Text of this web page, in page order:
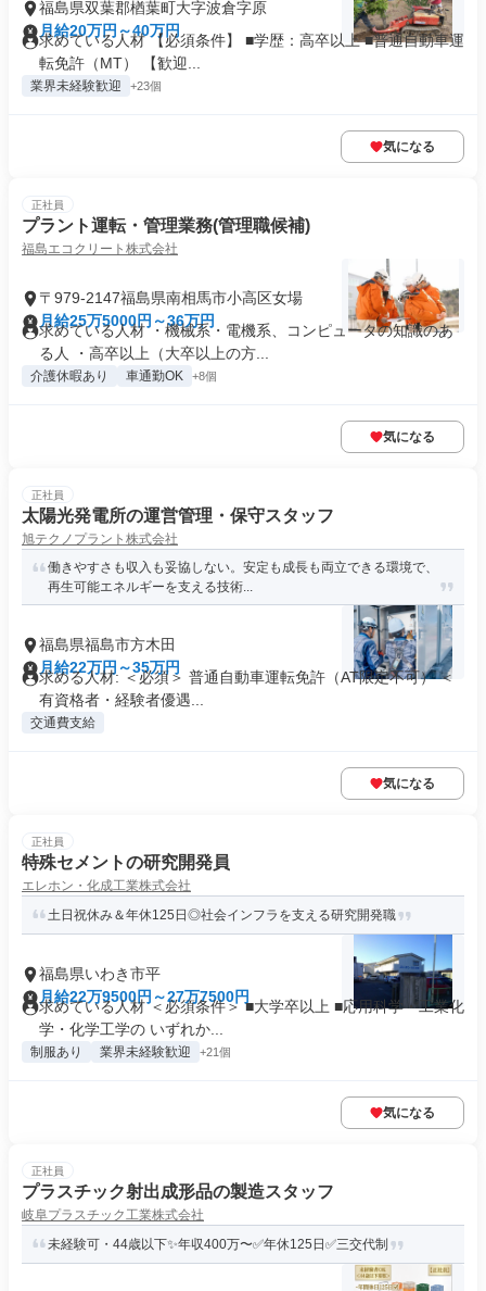
福島県双葉郡楢葉町大字波倉字原
月給20万円～40万円
求めている人材 【必須条件】 ■学歴：高卒以上 ■普通自動車運
転免許（MT） 【歓迎...
業界未経験歓迎 +23個
気になる
正社員
プラント運転・管理業務(管理職候補)
福島エコクリート株式会社
〒979-2147福島県南相馬市小高区女場
月給25万5000円～36万円
求めている人材 ・機械系・電機系、コンピュータの知識のあ
る人 ・高卒以上（大卒以上の方...
介護休暇あり 車通勤OK +8個
気になる
正社員
太陽光発電所の運営管理・保守スタッフ
旭テクノプラント株式会社
働きやすさも収入も妥協しない。安定も成長も両立できる環境で、
再生可能エネルギーを支える技術...
福島県福島市方木田
月給22万円～35万円
求める人材: ＜必須＞ 普通自動車運転免許（AT限定不可） ＜
有資格者・経験者優遇...
交通費支給
気になる
正社員
特殊セメントの研究開発員
エレホン・化成工業株式会社
土日祝休み＆年休125日◎社会インフラを支える研究開発職
福島県いわき市平
月給22万9500円～27万7500円
求めている人材 ＜必須条件＞ ■大学卒以上 ■応用科学・工業化
学・化学工学の いずれか...
制服あり 業界未経験歓迎 +21個
気になる
正社員
プラスチック射出成形品の製造スタッフ
岐阜プラスチック工業株式会社
未経験可・44歳以下✨年収400万〜✅年休125日✅三交代制